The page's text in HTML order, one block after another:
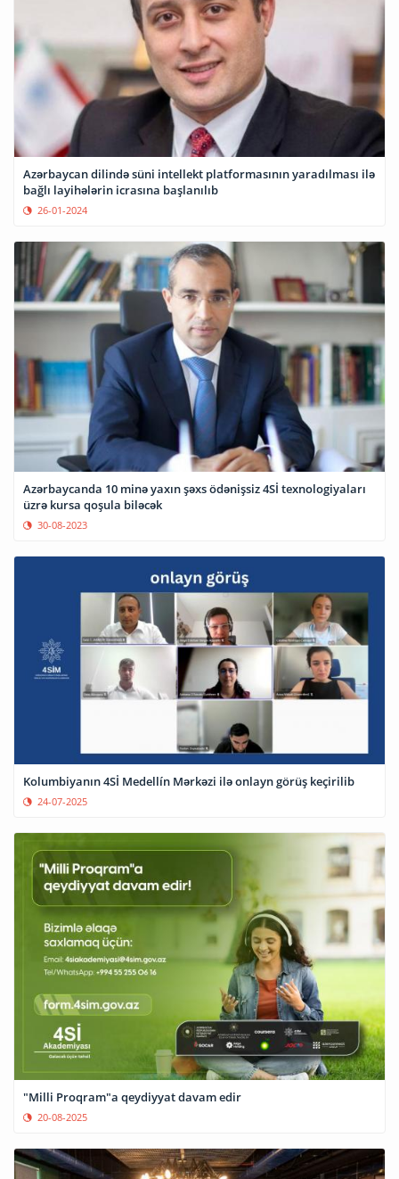
Azərbaycan dilində süni intellekt platformasının yaradılması ilə
bağlı layihələrin icrasına başlanılıb
26-01-2024
Azərbaycanda 10 minə yaxın şəxs ödənişsiz 4Sİ texnologiyaları
üzrə kursa qoşula biləcək
30-08-2023
Kolumbiyanın 4Sİ Medellín Mərkəzi ilə onlayn görüş keçirilib
24-07-2025
"Milli Proqram"a qeydiyyat davam edir
20-08-2025